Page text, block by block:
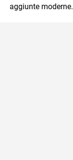
aggiunte moderne.